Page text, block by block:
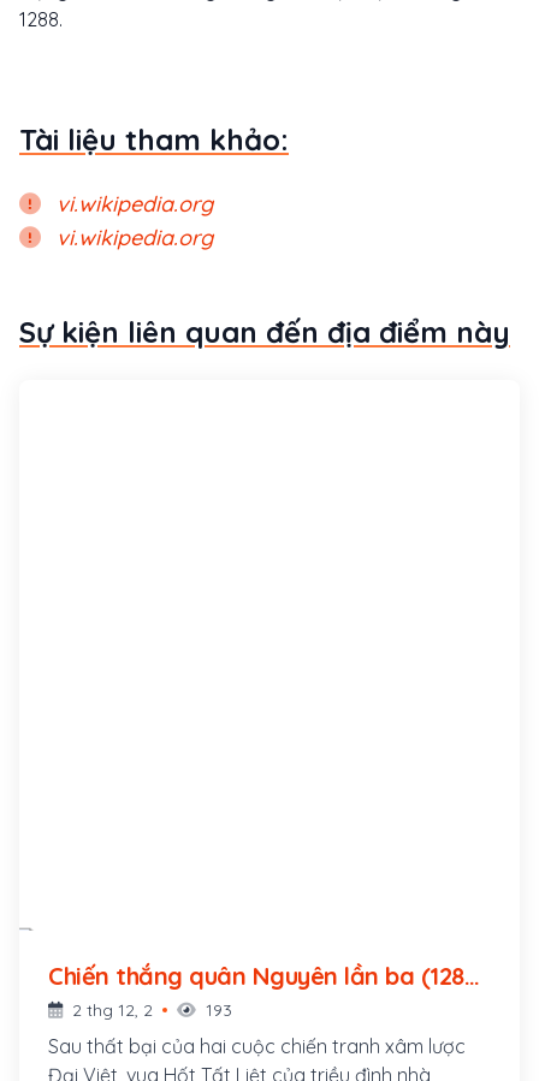
1288.
Tài liệu tham khảo:
vi.wikipedia.org
vi.wikipedia.org
Sự kiện liên quan đến địa điểm này
Chiến thắng quân Nguyên lần ba (1288
- ?)2 thg 12, 2 193
Sau thất bại của hai cuộc chiến tranh xâm lược
Đại Việt, vua Hốt Tất Liệt của triều đình nhà